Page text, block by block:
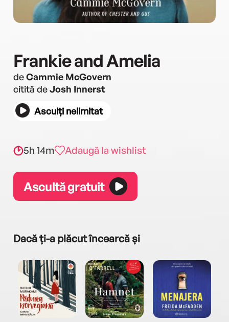
Frankie and Amelia
deCammie McGovern
citită deJosh Innerst
Asculți nelimitat
5h 14m Adaugă la wishlist
Ascultă gratuit
Dacă ți-a plăcut încearcă și